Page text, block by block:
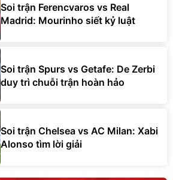
Soi trận Ferencvaros vs Real
Madrid: Mourinho siết kỷ luật
Soi trận Spurs vs Getafe: De Zerbi
duy trì chuỗi trận hoàn hảo
Soi trận Chelsea vs AC Milan: Xabi
Alonso tìm lời giải